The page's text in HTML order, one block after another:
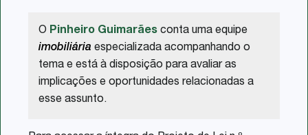
O Pinheiro Guimarães conta uma equipe
imobiliária especializada acompanhando o
tema e está à disposição para avaliar as
implicações e oportunidades relacionadas a
esse assunto.